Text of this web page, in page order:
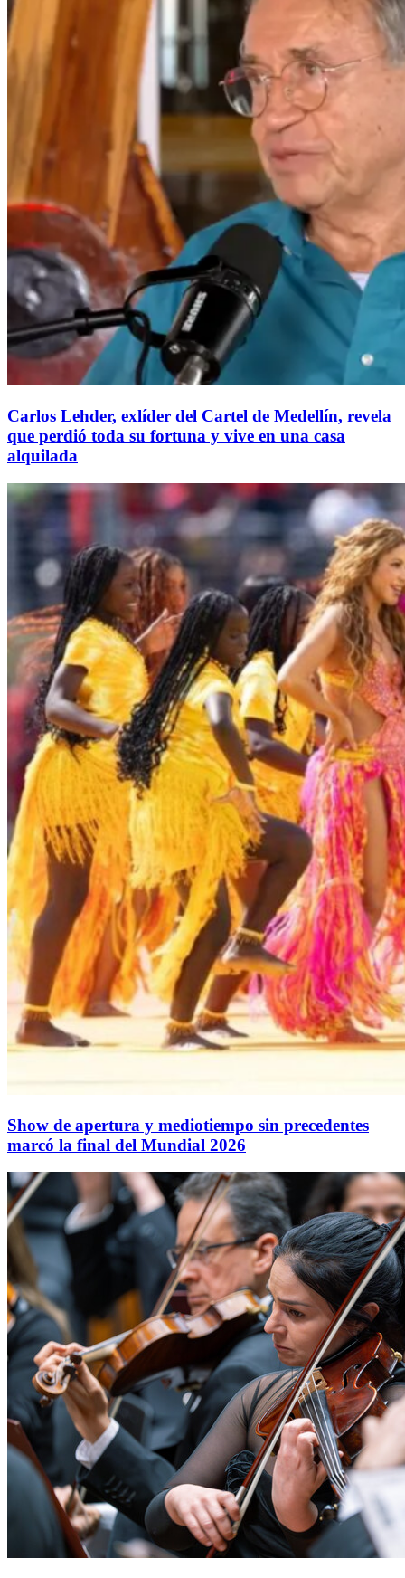
Carlos Lehder, exlíder del Cartel de Medellín, revela
que perdió toda su fortuna y vive en una casa
alquilada
Show de apertura y mediotiempo sin precedentes
marcó la final del Mundial 2026